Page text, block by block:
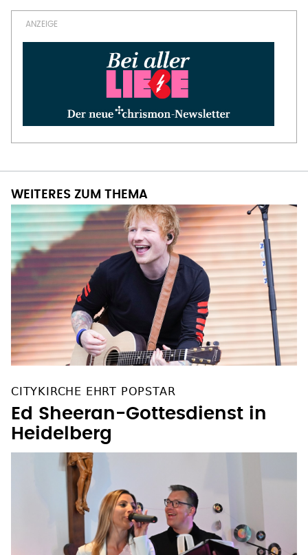
WEITERES ZUM THEMA
CITYKIRCHE EHRT POPSTAR
Ed Sheeran-Gottesdienst in
Heidelberg